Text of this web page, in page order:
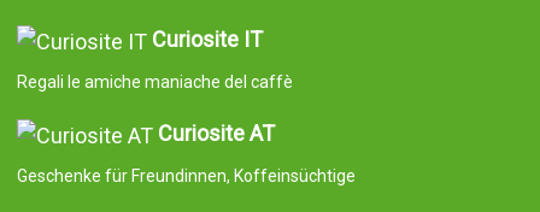
Curiosite IT
Regali le amiche maniache del caffè
Curiosite AT
Geschenke für Freundinnen, Koffeinsüchtige